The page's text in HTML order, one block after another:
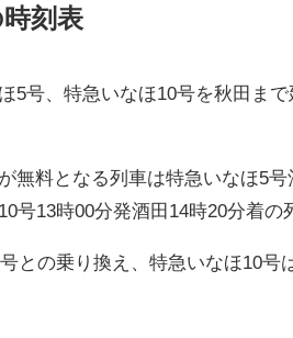
刻表
5号、特急いなほ10号を秋田ま
無料となる列車は特急いなほ5
号13時00分発酒田14時20分着の
との乗り換え、特急いなほ10号